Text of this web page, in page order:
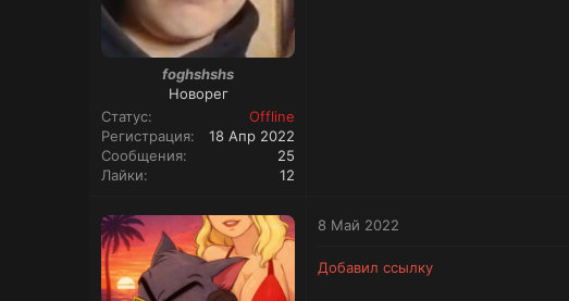
foghshshs
Новорег
Статус
Offline
Регистрация
18 Апр 2022
Сообщения
25
Лайки
12
8 Май 2022
Добавил ссылку